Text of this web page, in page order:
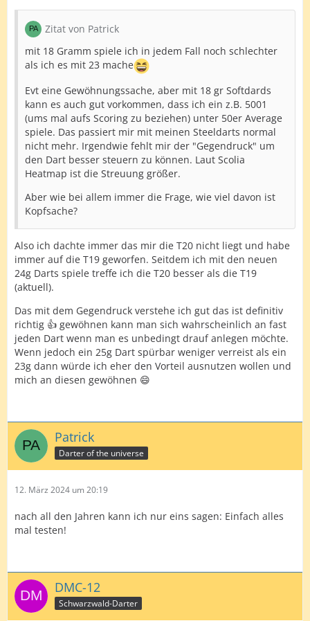
Zitat von Patrick
mit 18 Gramm spiele ich in jedem Fall noch schlechter
als ich es mit 23 mache
Evt eine Gewöhnungssache, aber mit 18 gr Softdards
kann es auch gut vorkommen, dass ich ein z.B. 5001
(ums mal aufs Scoring zu beziehen) unter 50er Average
spiele. Das passiert mir mit meinen Steeldarts normal
nicht mehr. Irgendwie fehlt mir der "Gegendruck" um
den Dart besser steuern zu können. Laut Scolia
Heatmap ist die Streuung größer.
Aber wie bei allem immer die Frage, wie viel davon ist
Kopfsache?
Also ich dachte immer das mir die T20 nicht liegt und habe
immer auf die T19 geworfen. Seitdem ich mit den neuen
24g Darts spiele treffe ich die T20 besser als die T19
(aktuell).
Das mit dem Gegendruck verstehe ich gut das ist definitiv
richtig 👍 gewöhnen kann man sich wahrscheinlich an fast
jeden Dart wenn man es unbedingt drauf anlegen möchte.
Wenn jedoch ein 25g Dart spürbar weniger verreist als ein
23g dann würde ich eher den Vorteil ausnutzen wollen und
mich an diesen gewöhnen 😄
Patrick
Darter of the universe
12. März 2024 um 20:19
nach all den Jahren kann ich nur eins sagen: Einfach alles
mal testen!
DMC-12
Schwarzwald-Darter